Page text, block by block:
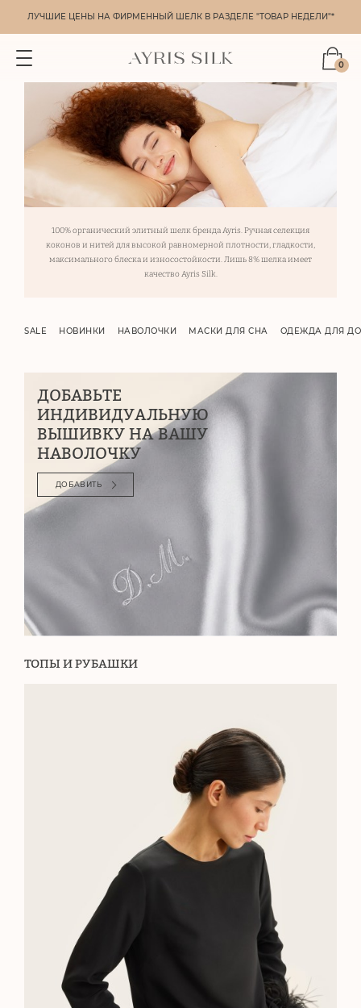
ЛУЧШИЕ ЦЕНЫ НА ФИРМЕННЫЙ ШЕЛК В РАЗДЕЛЕ "ТОВАР НЕДЕЛИ"*
0
100% органический элитный шелк бренда Ayris. Ручная селекция
коконов и нитей для высокой равномерной плотности, гладкости,
максимального блеска и износостойкости. Лишь 8% шелка имеет
качество Ayris Silk.
SALE НОВИНКИ НАВОЛОЧКИ МАСКИ ДЛЯ СНА ОДЕЖДА ДЛЯ
ДОБАВЬТЕ
ИНДИВИДУАЛЬНУЮ
ВЫШИВКУ НА ВАШУ
НАВОЛОЧКУ
ДОБАВИТЬ
ТОПЫ И РУБАШКИ